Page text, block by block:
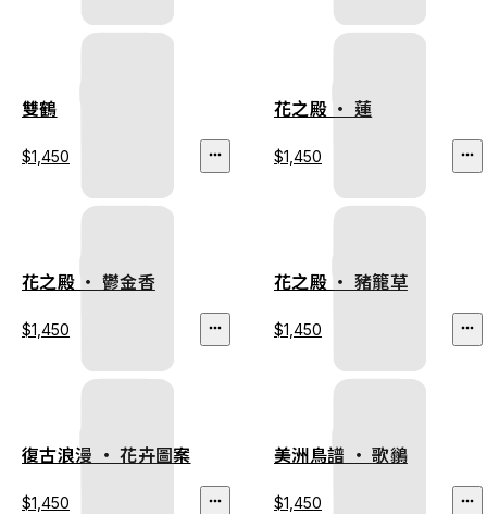
雙鶴
$1,450
花之殿 ‧ 蓮
$1,450
花之殿 ‧ 鬱金香
$1,450
花之殿 ‧ 豬籠草
$1,450
復古浪漫 ‧ 花卉圖案
$1,450
美洲鳥譜 ‧ 歌鶲
$1,450